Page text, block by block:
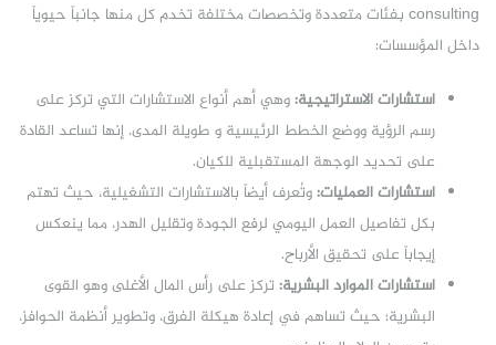
consulting بفئات متعددة وتخصصات مختلفة تخدم كل منها جانباً حيوياً
داخل المؤسسات:
استشارات الاستراتيجية:وهي أهم أنواع الاستشارات التي تركز على
رسم الرؤية ووضع الخطط الرئيسية و طويلة المدى. إنها تساعد القادة
على تحديد الوجهة المستقبلية للكيان.
استشارات العمليات:وتُعرف أيضاً بالاستشارات التشغيلية، حيث تهتم
بكل تفاصيل العمل اليومي لرفع الجودة وتقليل الهدر، مما ينعكس
إيجاباً على تحقيق الأرباح.
استشارات الموارد البشرية: تركز على رأس المال الأغلى وهو القوى
البشرية؛ حيث تساهم في إعادة هيكلة الفرق، وتطوير أنظمة الحوافز،